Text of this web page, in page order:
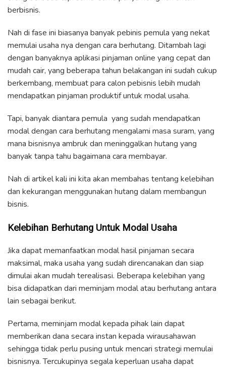
berbisnis.
Nah di fase ini biasanya banyak pebinis pemula yang nekat
memulai usaha nya dengan cara berhutang. Ditambah lagi
dengan banyaknya aplikasi pinjaman online yang cepat dan
mudah cair, yang beberapa tahun belakangan ini sudah cukup
berkembang, membuat para calon pebisnis lebih mudah
mendapatkan pinjaman produktif untuk modal usaha.
Tapi, banyak diantara pemula yang sudah mendapatkan
modal dengan cara berhutang mengalami masa suram, yang
mana bisnisnya ambruk dan meninggalkan hutang yang
banyak tanpa tahu bagaimana cara membayar.
Nah di artikel kali ini kita akan membahas tentang kelebihan
dan kekurangan menggunakan hutang dalam membangun
bisnis.
Kelebihan Berhutang Untuk Modal Usaha
Jika dapat memanfaatkan modal hasil pinjaman secara
maksimal, maka usaha yang sudah direncanakan dan siap
dimulai akan mudah terealisasi. Beberapa kelebihan yang
bisa didapatkan dari meminjam modal atau berhutang antara
lain sebagai berikut.
Pertama, meminjam modal kepada pihak lain dapat
memberikan dana secara instan kepada wirausahawan
sehingga tidak perlu pusing untuk mencari strategi memulai
bisnisnya. Tercukupinya segala keperluan usaha dapat